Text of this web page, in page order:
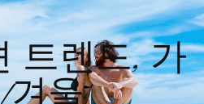
트렌드, 가
울